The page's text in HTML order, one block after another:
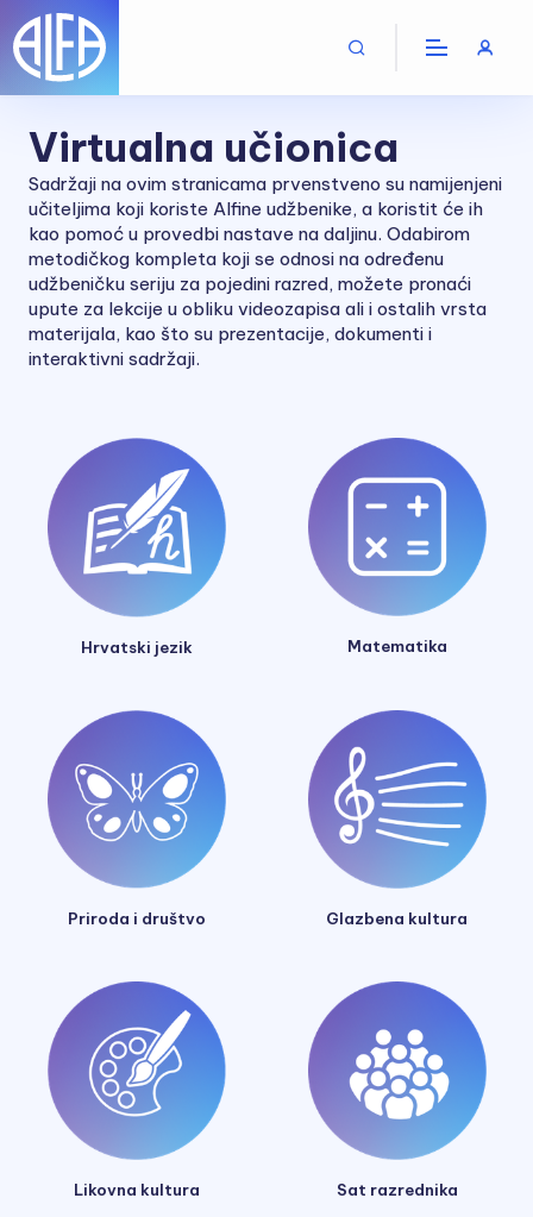
Virtualna učionica
Sadržaji na ovim stranicama prvenstveno su namijenjeni
učiteljima koji koriste Alfine udžbenike, a koristit će ih
kao pomoć u provedbi nastave na daljinu. Odabirom
metodičkog kompleta koji se odnosi na određenu
udžbeničku seriju za pojedini razred, možete pronaći
upute za lekcije u obliku videozapisa ali i ostalih vrsta
materijala, kao što su prezentacije, dokumenti i
interaktivni sadržaji.
Hrvatski jezik Matematika
Priroda i društvo Glazbena kultura
Likovna kultura Sat razrednika